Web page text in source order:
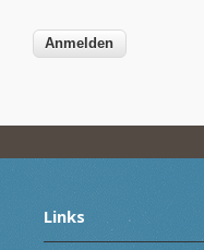
Links